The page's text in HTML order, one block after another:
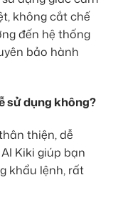
không cắt chế
đến hệ thống
bảo hành
sử dụng không?
thiện, dễ
Kiki giúp bạn
khẩu lệnh, rất